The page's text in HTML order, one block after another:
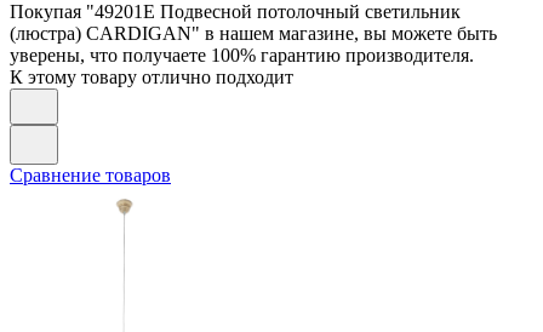
Покупая "49201E Подвесной потолочный светильник
(люстра) CARDIGAN" в нашем магазине, вы можете быть
уверены, что получаете 100% гарантию производителя.
К этому товару отлично подходит
Сравнение товаров